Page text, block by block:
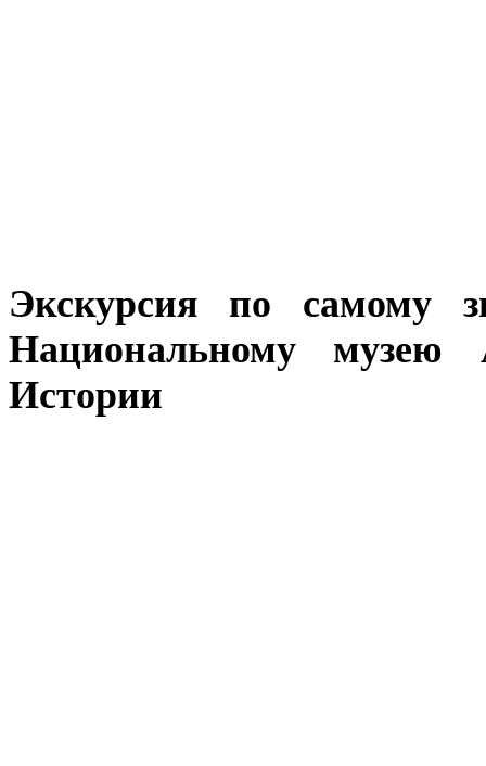
Экскурсия по самому
Национальному музею
Истории